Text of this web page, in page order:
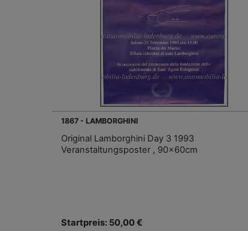
1867 - LAMBORGHINI
Original Lamborghini Day 3 1993
Veranstaltungsposter , 90x60cm
Startpreis: 50,00 €